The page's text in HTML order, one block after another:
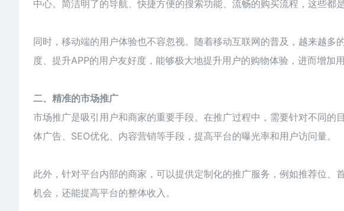
中心。简洁明了的导航、快捷方便的搜索功能、流畅的购买流程，这些都
同时，移动端的用户体验也不容忽视。随着移动互联网的普及，越来越多
度、提升APP的用户友好度，能够极大地提升用户的购物体验，进而增加用
二、精准的市场推广
市场推广是吸引用户和商家的重要手段。在推广过程中，需要针对不同的
体广告、SEO优化、内容营销等手段，提高平台的曝光率和用户访问量。
此外，针对平台内部的商家 ，可以提供定制化的推广服务，例如推荐位
机会，还能提高平台的整体收入。